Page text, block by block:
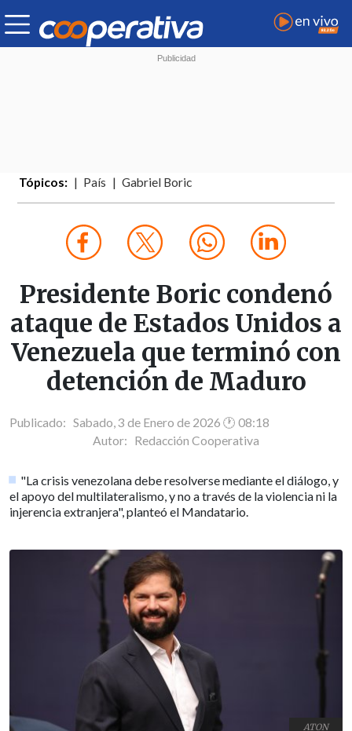
Tópicos: País Gabriel Boric
Presidente Boric condenó
ataque de Estados Unidos a
Venezuela que terminó con
detención de Maduro
Publicado: Sabado, 3 de Enero de 2026 🕐 08:18
Autor: Redacción Cooperativa
"La crisis venezolana debe resolverse mediante el diálogo, y
el apoyo del multilateralismo, y no a través de la violencia ni la
injerencia extranjera", planteó el Mandatario.
ATON